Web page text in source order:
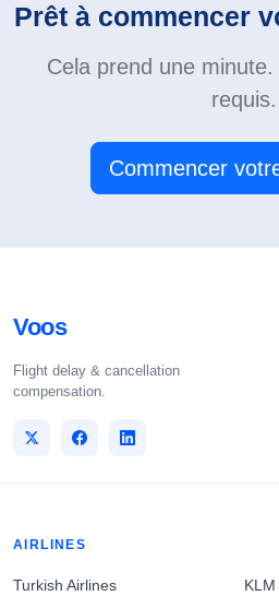
Prêt à commencer
Cela prend une
requis.
Commencer
Voos
Flight delay & cancellation
compensation.
AIRLINES
Turkish Airlines
KLM